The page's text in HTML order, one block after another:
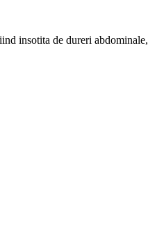
insotita de dureri abdominale,